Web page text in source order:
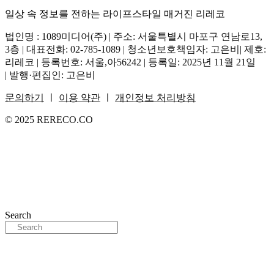
일상 속 정보를 전하는 라이프스타일 매거진 리레코
법인명 : 1089미디어(주) | 주소: 서울특별시 마포구 연남로13,
3층 | 대표전화: 02-785-1089 | 청소년보호책임자: 고은비| 제호:
리레코 | 등록번호: 서울,아56242 | 등록일: 2025년 11월 21일
| 발행·편집인: 고은비
문의하기 이용 약관 개인정보 처리방침
© 2025 RERECO.CO
Search